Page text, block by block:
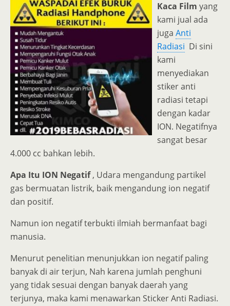
Kaca Film yang
kami jual ada
juga Anti
Radiasi Di sini
kami
menyediakan
stiker anti
radiasi tetapi
dengan kadar
ION. Negatifnya
sangat besar
4.000 cc bahkan lebih.
Apa Itu ION Negatif, Udara mengandung partikel
gas bermuatan listrik, baik mengandung ion negatif
dan positif.
Namun ion negatif terbukti ilmiah bermanfaat bagi
manusia.
Menurut penelitian menunjukkan ion negatif paling
banyak di air terjun, Nah karena jumlah penghuni
yang tidak sesuai dengan banyak daerah yang
terjunya, maka kami menawarkan Sticker Anti Radiasi.